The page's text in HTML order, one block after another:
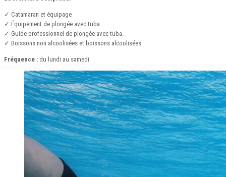
✓ Catamaran et équipage
✓ Équipement de plongée avec tuba.
✓ Guide professionnel de plongée avec tuba.
✓ Boissons non alcoolisées et boissons alcoolisées
Fréquence : du lundi au samedi